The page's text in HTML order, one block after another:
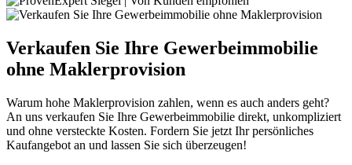
Verkaufen Sie Ihre Gewerbeimmobilie
ohne Maklerprovision
Warum hohe Maklerprovision zahlen, wenn es auch anders geht?
An uns verkaufen Sie Ihre Gewerbeimmobilie direkt, unkompliziert
und ohne versteckte Kosten. Fordern Sie jetzt Ihr persönliches
Kaufangebot an und lassen Sie sich überzeugen!